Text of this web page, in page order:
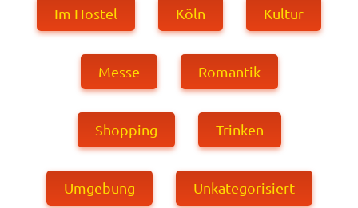
Im Hostel Köln Kultur
Messe Romantik
Shopping Trinken
Umgebung Unkategorisiert